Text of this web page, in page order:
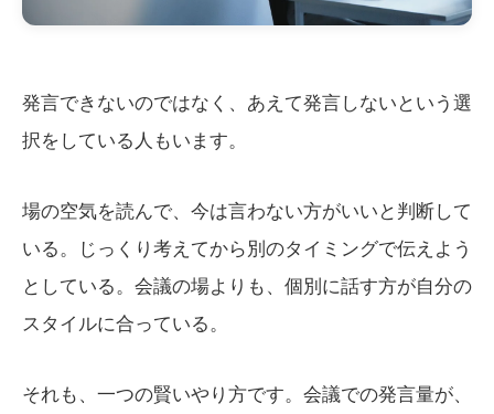
発言できないのではなく、あえて発言しないという選
択をしている人もいます。
場の空気を読んで、今は言わない方がいいと判断して
いる。じっくり考えてから別のタイミングで伝えよう
としている。会議の場よりも、個別に話す方が自分の
スタイルに合っている。
それも、一つの賢いやり方です。会議での発言量が、